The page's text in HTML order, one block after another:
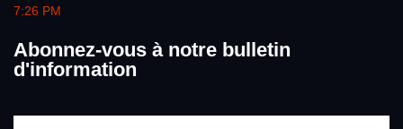
7:26 PM
Abonnez-vous à notre bulletin
d'information